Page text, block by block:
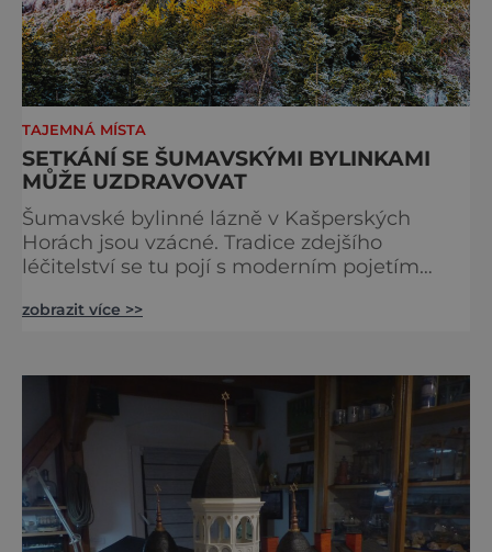
TAJEMNÁ MÍSTA
SETKÁNÍ SE ŠUMAVSKÝMI BYLINKAMI
MŮŽE UZDRAVOVAT
Šumavské bylinné lázně v Kašperských
Horách jsou vzácné. Tradice zdejšího
léčitelství se tu pojí s moderním pojetím
naprosto výjimečné a přitom vlastně totálně
přímo v historickém centru městečka
nedaleko řeky Otavy, po
zobrazit více >>